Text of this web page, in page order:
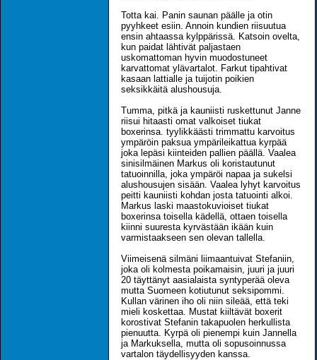
Totta kai. Panin saunan päälle ja otin
pyyhkeet esiin. Annoin kundien riisuutua
ensin ahtaassa kylppärissä. Katsoin ovelta,
kun paidat lähtivät paljastaen
uskomattoman hyvin muodostuneet
karvattomat ylävartalot. Farkut tipahtivat
kasaan lattialle ja tuijotin poikien
seksikkäitä alushousuja.
Tumma, pitkä ja kauniisti ruskettunut Janne
riisui hitaasti omat valkoiset tiukat
boxerinsa. tyylikkäästi trimmattu karvoitus
ympäröin paksua ympärileikattua kyrpää
joka lepäsi kiinteiden pallien päällä. Vaalea
sinisilmäinen Markus oli koristautunut
tatuoinnilla, joka ympäröi napaa ja sukelsi
alushousujen sisään. Vaalea lyhyt karvoitus
peitti kauniisti kohdan josta tatuointi alkoi.
Markus laski maastokuvioiset tiukat
boxerinsa toisella kädellä, ottaen toisella
kiinni suuresta kyrvästään ikään kuin
varmistaakseen sen olevan tallella.
Viimeisenä silmäni liimaantuivat Stefaniin,
joka oli kolmesta poikamaisin, juuri ja juuri
20 täyttänyt aasialaista syntyperää oleva
mutta Suomeen kotiutunut seksipommi.
Kullan värinen iho oli niin sileää, että teki
mieli koskettaa. Mustat kiiltävät boxerit
korostivat Stefanin takapuolen herkullista
pienuutta. Kyrpä oli pienempi kuin Jannella
ja Markuksella, mutta oli sopusoinnussa
vartalon täydellisyyden kanssa.